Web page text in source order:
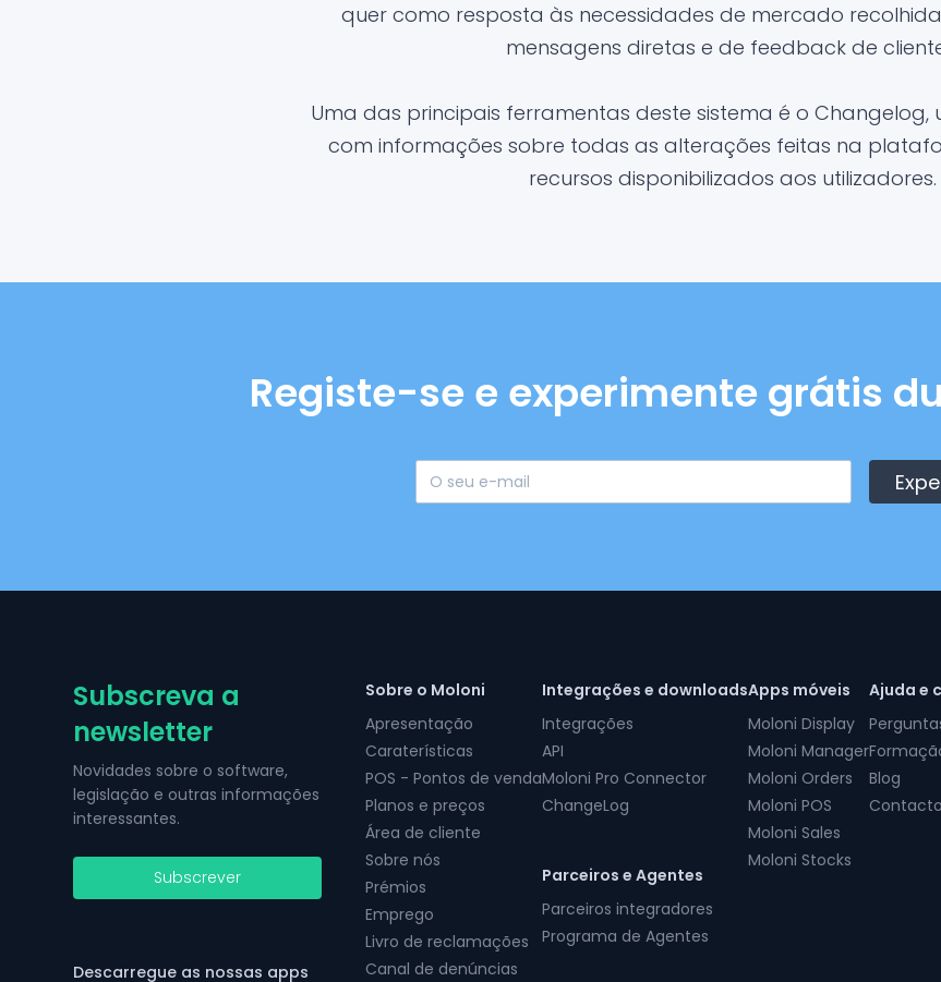
quer como resposta às necessidades de mercado
mensagens diretas e de feedback de
Uma das principais ferramentas deste sistema é o Changelog,
com informações sobre todas as alterações feitas na
recursos disponibilizados aos utilizadores.
Registe-se e experimente grátis
Subscreva a
newsletter
Novidades sobre o software,
legislação e outras informações
interessantes.
Subscrever
Descarregue as nossas apps
Sobre o Moloni
Apresentação
Caraterísticas
POS - Pontos de venda
Planos e preços
Área de cliente
Sobre nós
Prémios
Emprego
Livro de reclamações
Canal de denúncias
Integrações e downloads
Integrações
API
Moloni Pro Connector
ChangeLog
Parceiros e Agentes
Parceiros integradores
Programa de Agentes
Apps móveis
Moloni Display
Moloni Manager
Moloni Orders
Moloni POS
Moloni Sales
Moloni Stocks
Ajuda e
Blog